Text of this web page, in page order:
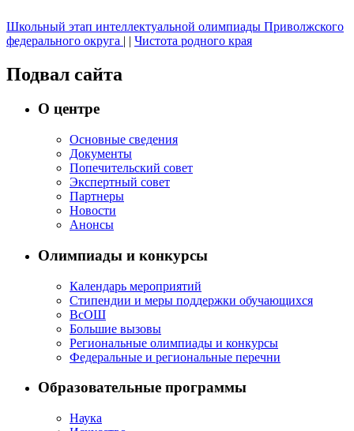
Школьный этап интеллектуальной олимпиады Приволжского
федерального округа | | Чистота родного края
Подвал сайта
О центре
Основные сведения
Документы
Попечительский совет
Экспертный совет
Партнеры
Новости
Анонсы
Олимпиады и конкурсы
Календарь мероприятий
Стипендии и меры поддержки обучающихся
ВсОШ
Большие вызовы
Региональные олимпиады и конкурсы
Федеральные и региональные перечни
Образовательные программы
Наука